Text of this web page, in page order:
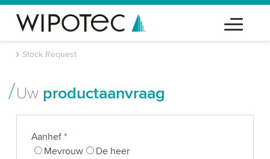
Stock Request
Uw productaanvraag
Aanhef *
Mevrouw
De heer